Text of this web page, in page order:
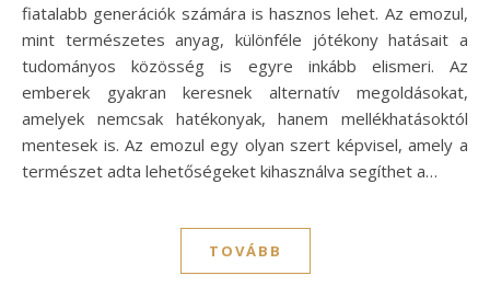
fiatalabb generációk számára is hasznos lehet. Az emozul,
mint természetes anyag, különféle jótékony hatásait a
tudományos közösség is egyre inkább elismeri. Az
emberek gyakran keresnek alternatív megoldásokat,
amelyek nemcsak hatékonyak, hanem mellékhatásoktól
mentesek is. Az emozul egy olyan szert képvisel, amely a
természet adta lehetőségeket kihasználva segíthet a…
TOVÁBB